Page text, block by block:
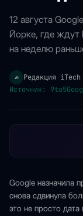
12 августа
Йорке, где ждут
на неделю
✍️ Редакция iTech
Источник:
Google назначила
снова сдвинула
это не просто